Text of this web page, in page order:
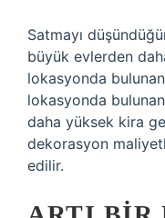
Satmayı
büyük evlerden
lokasyonda
lokasyonda
daha yüksek kira
dekorasyon
edilir.